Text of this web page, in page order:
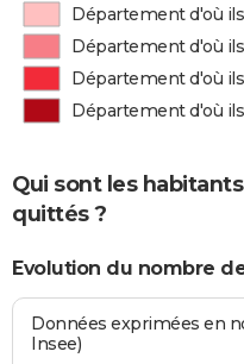
Département d'où
Département d'où
Département d'où
Département d'où
Qui sont les
quittés ?
Evolution du nombre
Données exprimées en
Insee)